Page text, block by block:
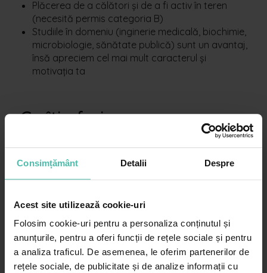
Consimțământ Detalii Despre
Acest site utilizează cookie-uri
Folosim cookie-uri pentru a personaliza conținutul și
anunțurile, pentru a oferi funcții de rețele sociale și pentru
a analiza traficul. De asemenea, le oferim partenerilor de
rețele sociale, de publicitate și de analize informații cu
Plăcerea de a călători și de a fi activ în teren
(necesită permis categoria B)
Studiile în domeniu (inginerie medicală, biochimie,
microbiologie, sănătate publică) sunt un avantaj,
însă apreciem cel mai mult caracterul și
motivația ta
Ce îți oferim:
Training intensiv și mentorat de la specialiști de
top
Program flexibil, adaptat nevoilor tale
creștere
Telefon, laptop și mașină de serviciu – tot ce ai
nevoie pentru mobilitate și confort în activitatea
zilnică!
Beneficii exclusive pentru angajați la serviciile